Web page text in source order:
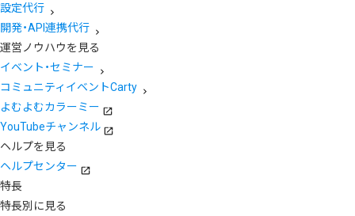
設定代行
開発・API連携代行
運営ノウハウを見る
イベント・セミナー
コミュニティイベントCarty
よむよむカラーミー
YouTubeチャンネル
ヘルプを見る
ヘルプセンター
特長
特長別に見る